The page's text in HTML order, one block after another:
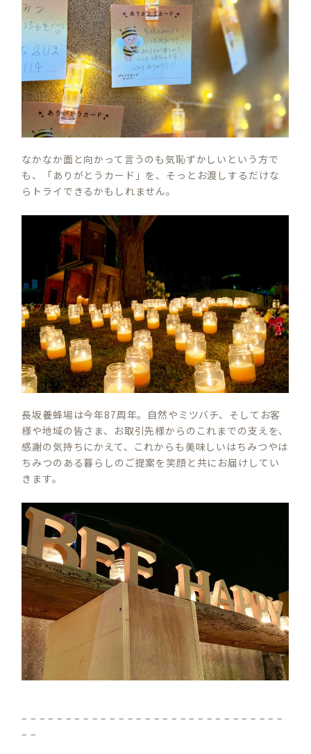
なかなか面と向かって言うのも気恥ずかしいという方で
も、「ありがとうカード」を、そっとお渡しするだけな
らトライできるかもしれません。
長坂養蜂場は今年87周年。自然やミツバチ、そしてお客
様や地域の皆さま、お取引先様からのこれまでの支えを、
感謝の気持ちにかえて、これからも美味しいはちみつやは
ちみつのある暮らしのご提案を笑顔と共にお届けしてい
きます。
– – – – – – – – – – – – – – – – – – – – – – – – – – – – – –
– –